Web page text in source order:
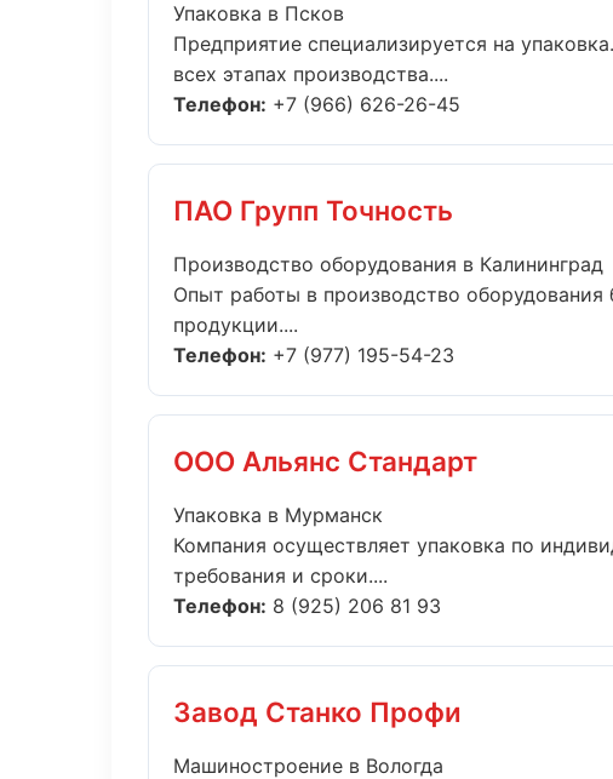
Упаковка в Псков
Предприятие специализируется на
всех этапах производства....
Телефон: +7 (966) 626-26-45
ПАО Групп Точность
Производство оборудования в Калининград
Опыт работы в производство
продукции....
Телефон: +7 (977) 195-54-23
ООО Альянс Стандарт
Упаковка в Мурманск
Компания осуществляет упаковка по
требования и сроки....
Телефон: 8 (925) 206 81 93
Завод Станко Профи
Машиностроение в Вологда